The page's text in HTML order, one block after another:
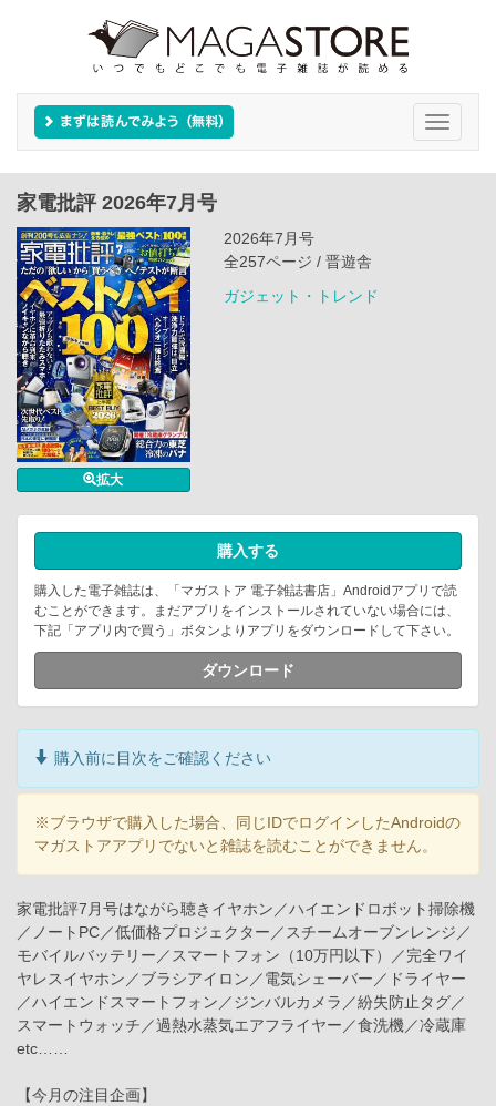
Toggle
家電批評 2026年7月号
拡大
2026年7月号
全257ページ / 晋遊舎
ガジェット・トレンド
購入する
購入した電子雑誌は、「マガストア 電子雑誌書店」Androidアプリで読
むことができます。まだアプリをインストールされていない場合には、
下記「アプリ内で買う」ボタンよりアプリをダウンロードして下さい。
ダウンロード
購入前に目次をご確認ください
※ブラウザで購入した場合、同じIDでログインしたAndroidの
マガストアアプリでないと雑誌を読むことができません。
家電批評7月号はながら聴きイヤホン／ハイエンドロボット掃除機
／ノートPC／低価格プロジェクター／スチームオーブンレンジ／
モバイルバッテリー／スマートフォン（10万円以下）／完全ワイ
ヤレスイヤホン／ブラシアイロン／電気シェーバー／ドライヤー
／ハイエンドスマートフォン／ジンバルカメラ／紛失防止タグ／
スマートウォッチ／過熱水蒸気エアフライヤー／食洗機／冷蔵庫
etc……
【今月の注目企画】